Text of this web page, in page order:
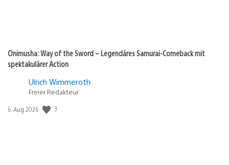
Onimusha: Way of the Sword – Legendäres Samurai-Comeback mit
spektakulärer Action
Ulrich Wimmeroth
Freier Redakteur
Veröffentlichungsdatum:
6. Aug 2026 3